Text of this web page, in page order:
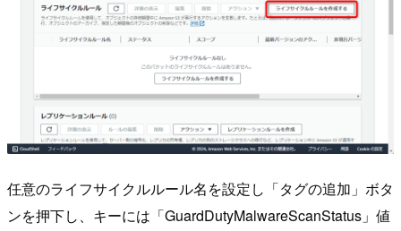
任意のライフサイクルルール名を設定し「タグの追加」ボタ
ンを押下し、キーには「GuardDutyMalwareScanStatus」値